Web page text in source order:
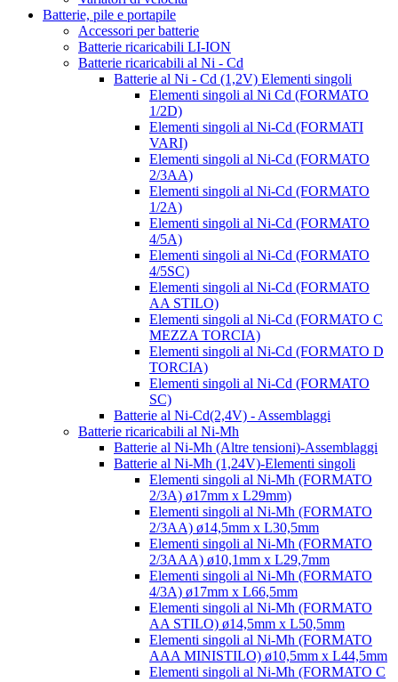
Batterie, pile e portapile
Accessori per batterie
Batterie ricaricabili LI-ION
Batterie ricaricabili al Ni - Cd
Batterie al Ni - Cd (1,2V) Elementi singoli
Elementi singoli al Ni Cd (FORMATO
1/2D)
Elementi singoli al Ni-Cd (FORMATI
VARI)
Elementi singoli al Ni-Cd (FORMATO
2/3AA)
Elementi singoli al Ni-Cd (FORMATO
1/2A)
Elementi singoli al Ni-Cd (FORMATO
4/5A)
Elementi singoli al Ni-Cd (FORMATO
4/5SC)
Elementi singoli al Ni-Cd (FORMATO
AA STILO)
Elementi singoli al Ni-Cd (FORMATO C
MEZZA TORCIA)
Elementi singoli al Ni-Cd (FORMATO D
TORCIA)
Elementi singoli al Ni-Cd (FORMATO
SC)
Batterie al Ni-Cd(2,4V) - Assemblaggi
Batterie ricaricabili al Ni-Mh
Batterie al Ni-Mh (Altre tensioni)-Assemblaggi
Batterie al Ni-Mh (1,24V)-Elementi singoli
Elementi singoli al Ni-Mh (FORMATO
2/3A) ø17mm x L29mm)
Elementi singoli al Ni-Mh (FORMATO
2/3AA) ø14,5mm x L30,5mm
Elementi singoli al Ni-Mh (FORMATO
2/3AAA) ø10,1mm x L29,7mm
Elementi singoli al Ni-Mh (FORMATO
4/3A) ø17mm x L66,5mm
Elementi singoli al Ni-Mh (FORMATO
AA STILO) ø14,5mm x L50,5mm
Elementi singoli al Ni-Mh (FORMATO
AAA MINISTILO) ø10,5mm x L44,5mm
Elementi singoli al Ni-Mh (FORMATO C